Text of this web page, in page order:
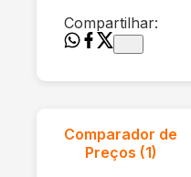
Compartilhar:
Comparador de
Preços (1)